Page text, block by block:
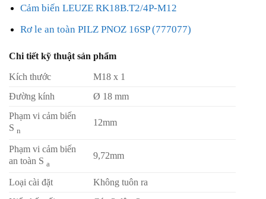
Cảm biến LEUZE RK18B.T2/4P-M12
Rơ le an toàn PILZ PNOZ 16SP (777077)
Chi tiết kỹ thuật sản phẩm
Kích thước
M18 x 1
Đường kính
Ø 18 mm
Phạm vi cảm biến
S n
12mm
Phạm vi cảm biến
an toàn S a
9,72mm
Loại cài đặt
Không tuôn ra